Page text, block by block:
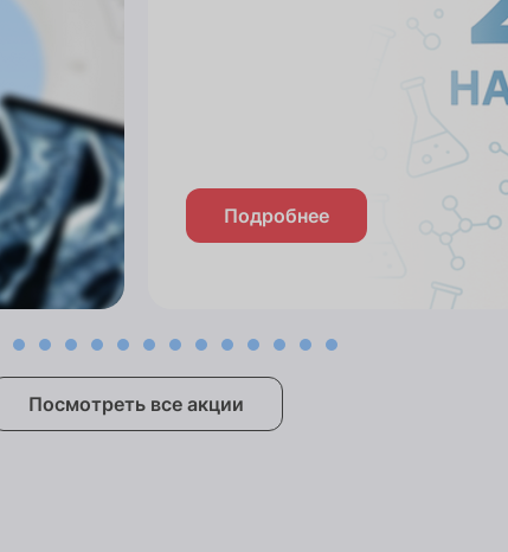
Подробнее
Посмотреть все акции